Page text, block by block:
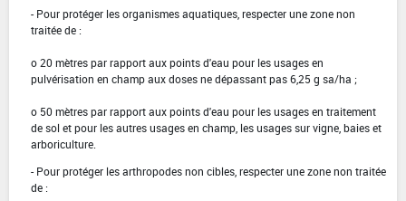
- Pour protéger les organismes aquatiques, respecter une zone non
traitée de :
o 20 mètres par rapport aux points d'eau pour les usages en
pulvérisation en champ aux doses ne dépassant pas 6,25 g sa/ha ;
o 50 mètres par rapport aux points d'eau pour les usages en traitement
de sol et pour les autres usages en champ, les usages sur vigne, baies et
arboriculture.
- Pour protéger les arthropodes non cibles, respecter une zone non traitée
de :